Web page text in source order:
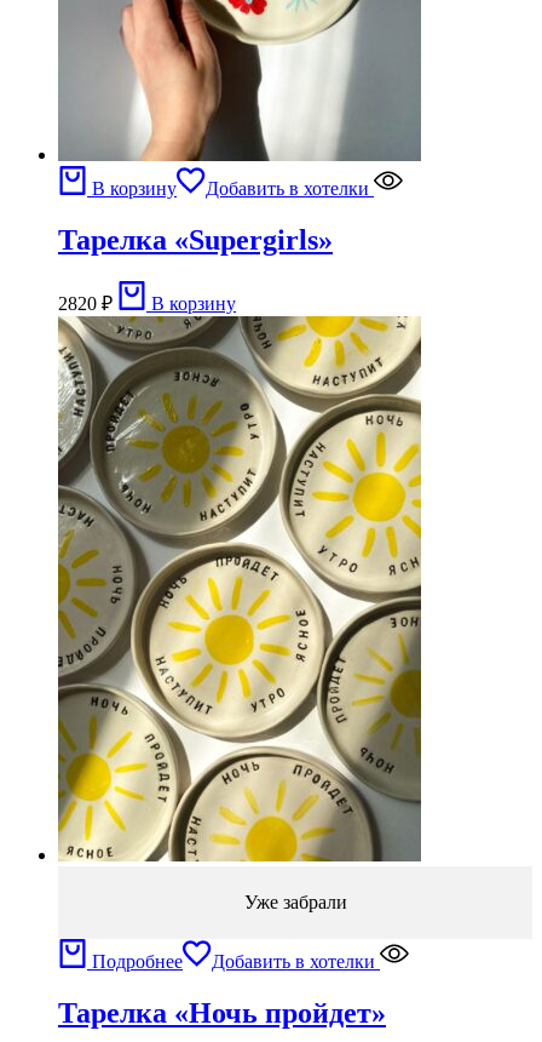
В корзину Добавить в хотелки
Тарелка «Supergirls»
2820 ₽ В корзину
Уже забрали
Подробнее Добавить в хотелки
Тарелка «Ночь пройдет»